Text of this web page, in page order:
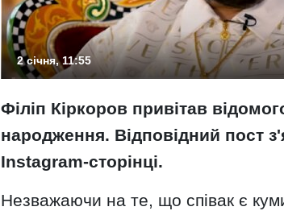
2 січня, 11:55
Філіп Кіркоров привітав
народження. Відповідний пост
Instagram-сторінці.
Незважаючи на те, що співак є